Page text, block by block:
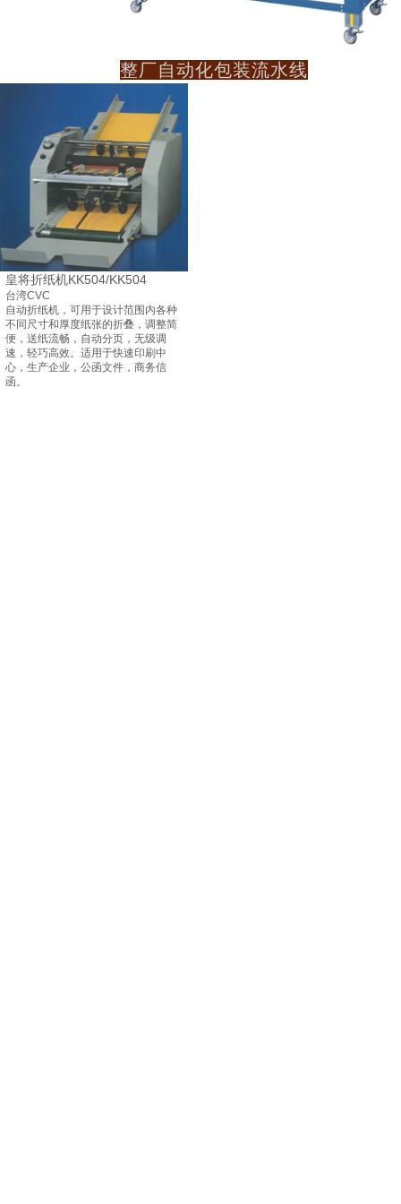
整厂自动化包装流水线
皇将折纸机KK504/KK504
台湾CVC
自动折纸机，可用于设计范围内各种
不同尺寸和厚度纸张的折叠，调整简
便，送纸流畅，自动分页，无级调
速，轻巧高效。适用于快速印刷中
心，生产企业，公函文件，商务信
函。